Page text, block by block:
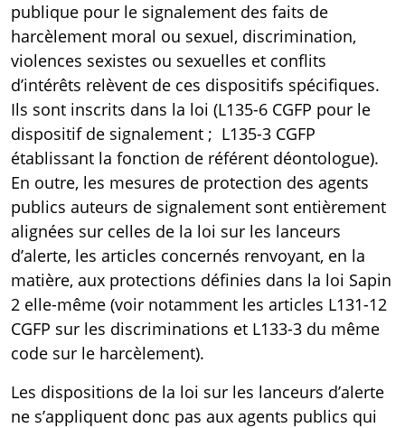
publique pour le signalement des faits de
harcèlement moral ou sexuel, discrimination,
violences sexistes ou sexuelles et conflits
d’intérêts relèvent de ces dispositifs spécifiques.
Ils sont inscrits dans la loi (L135-6 CGFP pour le
dispositif de signalement ; L135-3 CGFP
établissant la fonction de référent déontologue).
En outre, les mesures de protection des agents
publics auteurs de signalement sont entièrement
alignées sur celles de la loi sur les lanceurs
d’alerte, les articles concernés renvoyant, en la
matière, aux protections définies dans la loi Sapin
2 elle-même (voir notamment les articles L131-12
CGFP sur les discriminations et L133-3 du même
code sur le harcèlement).
Les dispositions de la loi sur les lanceurs d’alerte
ne s’appliquent donc pas aux agents publics qui